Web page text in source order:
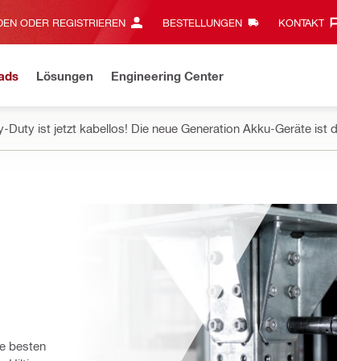
ODER REGISTRIEREN BESTELLUNGEN KONTAKT‎
Lösungen Engineering Center
Duty ist jetzt kabellos! Die neue Generation Akku-Geräte ist
besten